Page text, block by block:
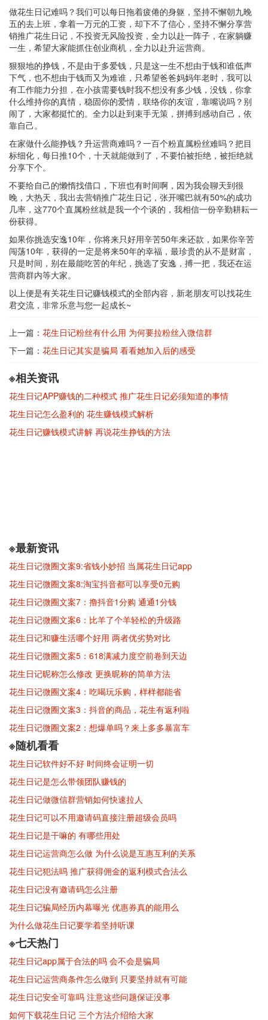
做花生日记难吗？我们可以每日拖着疲倦的身躯，坚持不懈朝九晚
五的去上班，拿着一万元的工资，却下不了信心，坚持不懈分享营
销推广花生日记，不投资无风险投资，全力以赴一阵子，在家躺赚
一生，希望大家能抓住创业商机，全力以赴升运营商。
狠狠地的挣钱，不是由于多爱钱，只是这一生不想由于钱和谁低声
下气，也不想由于钱而又为难谁，只希望爸爸妈妈年老时，我可以
有工作能力分担，在小孩需要钱时我不想没有多少钱，没钱，你拿
什么维持你的真情，稳固你的爱情，联络你的友谊，靠嘴说吗？别
闹了，大家都挺忙的。全力以赴到束手无策，拼搏到感动自己，依
靠自己。
在家做什么能挣钱？升运营商难吗？一百个粉直属粉丝难吗？把目
标细化，每日推10个，十天就能做到了，不要怕被拒绝，被拒绝就
分享下个。
不要给自己的懒惰找借口，下班也有时间啊，因为我会聊天到很
晚，大热天，我出去营销推广花生日记，张开嘴巴就有50%的成功
几率，这770个直属粉丝就是我一个个谈的，我相信一份辛勤耕耘一
份获得。
如果你挑选安逸10年，你将来只好用辛苦50年来还款，如果你辛苦
闯荡10年，获得的一定是将来50年的幸福，最珍贵的从不是财富，
只是时间，别在最能吃苦的年纪，挑选了安逸，搏一把，我还在运
营商群内等大家。
以上便是有关花生日记赚钱模式的全部内容，新老朋友可以找花生
君交流，非常乐意与您一起成长~
上一篇： 花生日记粉丝有什么用 为何要拉粉丝入微信群
下一篇： 花生日记其实是骗局 看看她加入后的感受
※相关资讯
花生日记APP赚钱的二种模式 推广花生日记必须知道的事情
花生日记怎么盈利的 花生赚钱模式解析
花生日记赚钱模式讲解 再说花生挣钱的方法
※最新资讯
花生日记微圈文案9:省钱小妙招 当属花生日记app
花生日记微圈文案8:淘宝抖音都可以享受0元购
花生日记微圈文案7：撸抖音1分购 通通1分钱
花生日记微圈文案6：比羊了个羊轻松的升级路
花生日记和赚生活哪个好用 两者优劣势对比
花生日记微圈文案5：618满减力度空前卷到天边
花生日记昵称怎么修改 更换昵称的简单方法
花生日记微圈文案4：吃喝玩乐购，样样都能省
花生日记微圈文案3：抖音的商品，花生有返利啦
花生日记微圈文案2：想爆单吗？来上多多暴富车
※随机看看
花生日记软件好不好 时间终会证明一切
花生日记是怎么带领团队赚钱的
花生日记做微信群营销如何快速拉人
花生日记可以不用邀请码直接注册超级会员吗
花生日记是干嘛的 有哪些用处
花生日记运营商怎么做 为什么说是互惠互利的关系
花生日记犯法吗 推广获得佣金的返利模式合法么
花生日记没有邀请码怎么注册
花生日记骗局经历内幕曝光 优惠券真的能用么
为什么做花生日记要学着坚持听课
※七天热门
花生日记app属于合法的吗 会不会是骗局
花生日记运营商条件怎么做到 只要坚持就有可能
花生日记安全可靠吗 注意这些问题保证没事
如何下载花生日记 三个方法介绍给大家